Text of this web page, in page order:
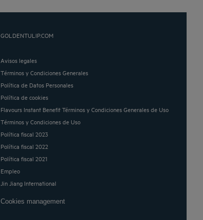
GOLDENTULIP.COM
Avisos legales
Términos y Condiciones Generales
Política de Datos Personales
Política de cookies
Flavours Instant Benefit Términos y Condiciones Generales de Uso
Términos y Condiciones de Uso
Política fiscal 2023
Política fiscal 2022
Política fiscal 2021
Empleo
Jin Jiang International
Cookies management